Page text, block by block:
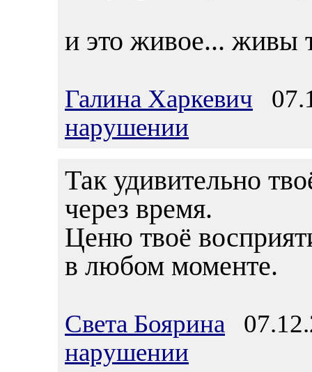
и это живое... живы
Галина Харкевич
нарушении
Так удивительно
через время.
Ценю твоё
в любом моменте.
Света Боярина
нарушении